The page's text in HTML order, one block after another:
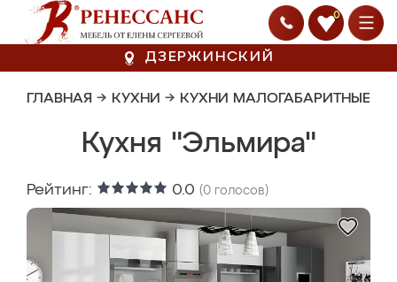
0
ДЗЕРЖИНСКИЙ
ГЛАВНАЯ → КУХНИ → КУХНИ МАЛОГАБАРИТНЫЕ
Кухня "Эльмира"
Рейтинг: 0.0 (0 голосов)